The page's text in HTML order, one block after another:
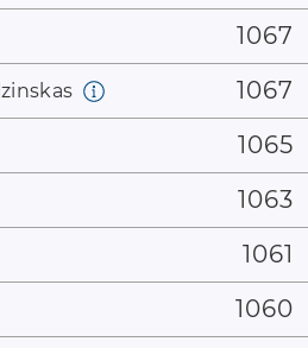
1067
1067
1065
1063
1061
1060